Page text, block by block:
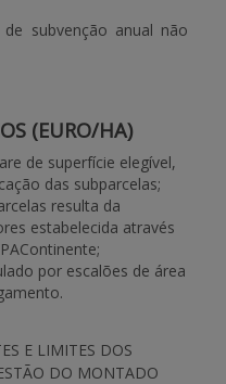
subvenção anual não
(EURO/HA)
de superfície elegível,
das subparcelas;
resulta da
estabelecida através
por escalões de área
E LIMITES DOS
DO MONTADO